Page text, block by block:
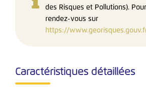
des Risques et Pollutions).
rendez-vous sur
https://
Caractéristiques détaillées